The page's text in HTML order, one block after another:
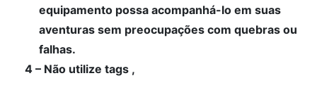
equipamento possa acompanhá-lo em suas
aventuras sem preocupações com quebras ou
falhas.
4 – Não utilize tags ,